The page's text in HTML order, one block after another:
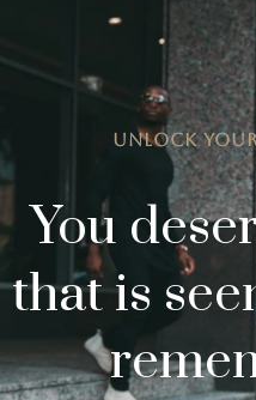
UNLOCK
You
that is